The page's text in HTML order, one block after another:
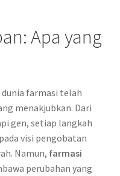
Apa yang
farmasi telah
menakjubkan. Dari
gen, setiap langkah
visi pengobatan
Namun, farmasi
perubahan yang